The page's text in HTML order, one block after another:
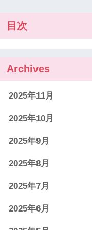
目次
Archives
2025年11月
2025年10月
2025年9月
2025年8月
2025年7月
2025年6月